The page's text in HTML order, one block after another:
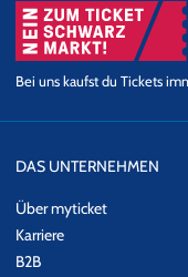
Bei uns kaufst du Tickets
DAS UNTERNEHMEN
Über myticket
Karriere
B2B